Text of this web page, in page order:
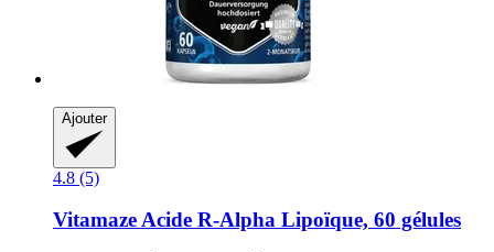
Ajouter
4.8 (5)
VitamazeAcide R-​Alpha Lipoïque, 60 gélules